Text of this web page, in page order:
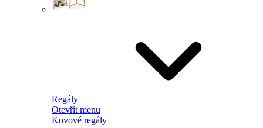
Regály
Otevřít menu
Kovové regály